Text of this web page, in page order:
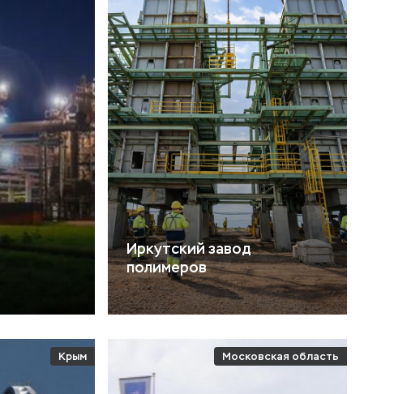
Иркутский завод
полимеров
Крым Московская область